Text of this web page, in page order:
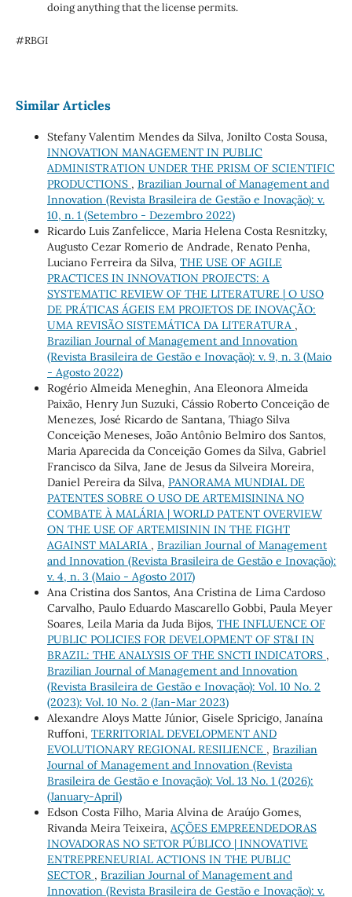
doing anything that the license permits.
#RBGI
Similar Articles
Stefany Valentim Mendes da Silva, Jonilto Costa Sousa,
INNOVATION MANAGEMENT IN PUBLIC
ADMINISTRATION UNDER THE PRISM OF SCIENTIFIC
PRODUCTIONS , Brazilian Journal of Management and
Innovation (Revista Brasileira de Gestão e Inovação): v.
10, n. 1 (Setembro - Dezembro 2022)
Ricardo Luis Zanfelicce, Maria Helena Costa Resnitzky,
Augusto Cezar Romerio de Andrade, Renato Penha,
Luciano Ferreira da Silva, THE USE OF AGILE
PRACTICES IN INNOVATION PROJECTS: A
SYSTEMATIC REVIEW OF THE LITERATURE | O USO
DE PRÁTICAS ÁGEIS EM PROJETOS DE INOVAÇÃO:
UMA REVISÃO SISTEMÁTICA DA LITERATURA ,
Brazilian Journal of Management and Innovation
(Revista Brasileira de Gestão e Inovação): v. 9, n. 3 (Maio
- Agosto 2022)
Rogério Almeida Meneghin, Ana Eleonora Almeida
Paixão, Henry Jun Suzuki, Cássio Roberto Conceição de
Menezes, José Ricardo de Santana, Thiago Silva
Conceição Meneses, João Antônio Belmiro dos Santos,
Maria Aparecida da Conceição Gomes da Silva, Gabriel
Francisco da Silva, Jane de Jesus da Silveira Moreira,
Daniel Pereira da Silva, PANORAMA MUNDIAL DE
PATENTES SOBRE O USO DE ARTEMISININA NO
COMBATE À MALÁRIA | WORLD PATENT OVERVIEW
ON THE USE OF ARTEMISININ IN THE FIGHT
AGAINST MALARIA , Brazilian Journal of Management
and Innovation (Revista Brasileira de Gestão e Inovação):
v. 4, n. 3 (Maio - Agosto 2017)
Ana Cristina dos Santos, Ana Cristina de Lima Cardoso
Carvalho, Paulo Eduardo Mascarello Gobbi, Paula Meyer
Soares, Leila Maria da Juda Bijos, THE INFLUENCE OF
PUBLIC POLICIES FOR DEVELOPMENT OF ST&I IN
BRAZIL: THE ANALYSIS OF THE SNCTI INDICATORS ,
Brazilian Journal of Management and Innovation
(Revista Brasileira de Gestão e Inovação): Vol. 10 No. 2
(2023): Vol. 10 No. 2 (Jan-Mar 2023)
Alexandre Aloys Matte Júnior, Gisele Spricigo, Janaína
Ruffoni, TERRITORIAL DEVELOPMENT AND
EVOLUTIONARY REGIONAL RESILIENCE , Brazilian
Journal of Management and Innovation (Revista
Brasileira de Gestão e Inovação): Vol. 13 No. 1 (2026):
(January-April)
Edson Costa Filho, Maria Alvina de Araújo Gomes,
Rivanda Meira Teixeira, AÇÕES EMPREENDEDORAS
INOVADORAS NO SETOR PÚBLICO | INNOVATIVE
ENTREPRENEURIAL ACTIONS IN THE PUBLIC
SECTOR , Brazilian Journal of Management and
Innovation (Revista Brasileira de Gestão e Inovação): v.